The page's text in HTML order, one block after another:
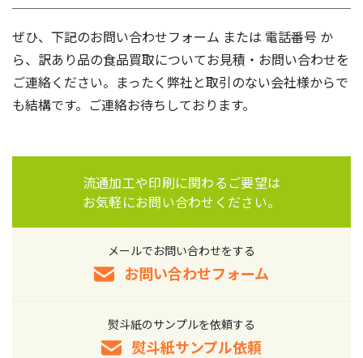
ぜひ、下記のお問い合わせフォーム または 電話番号 か
ら、訳あり品の食品買取についてお見積・お問い合わせを
ご連絡ください。まったく弊社と取引のない会社様からで
も結構です。ご連絡お待ちしております。
流通加工や印刷に関わるご要望は
お気軽にお問い合わせください。
メールでお問い合わせをする
お問い合わせフォーム
熨斗紙のサンプルを依頼する
熨斗紙サンプル依頼